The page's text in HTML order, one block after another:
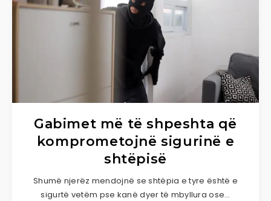
Gabimet më të shpeshta që
komprometojnë sigurinë e
shtëpisë
Shumë njerëz mendojnë se shtëpia e tyre është e
sigurtë vetëm pse kanë dyer të mbyllura ose…